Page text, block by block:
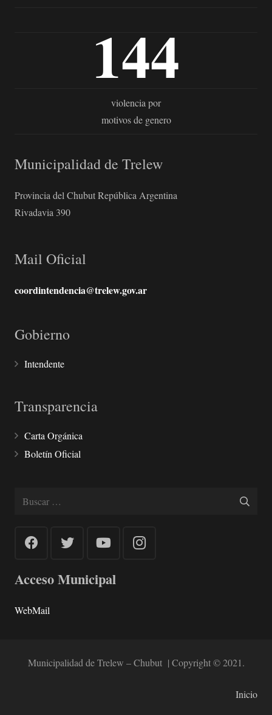
144
violencia por
motivos de genero
Municipalidad de Trelew
Provincia del Chubut República Argentina
Rivadavia 390
Mail Oficial
coordintendencia@trelew.gov.ar
Gobierno
Intendente
Transparencia
Carta Orgánica
Boletín Oficial
Buscar:
Acceso Municipal
WebMail
Municipalidad de Trelew – Chubut | Copyright © 2021.
Inicio